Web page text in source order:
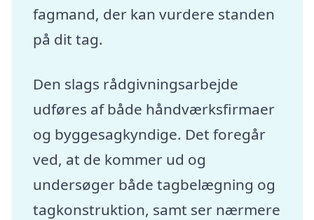
fagmand, der kan vurdere standen
på dit tag.
Den slags rådgivningsarbejde
udføres af både håndværksfirmaer
og byggesagkyndige. Det foregår
ved, at de kommer ud og
undersøger både tagbelægning og
tagkonstruktion, samt ser nærmere